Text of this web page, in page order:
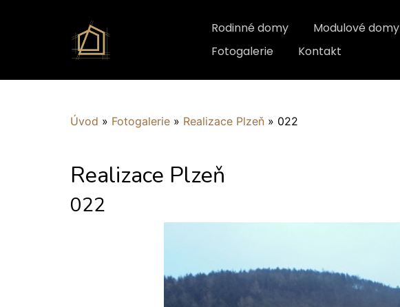
Rodinné domy Modulové domy
Fotogalerie
Kontakt
Úvod » Fotogalerie » Realizace Plzeň » 022
Realizace Plzeň
022